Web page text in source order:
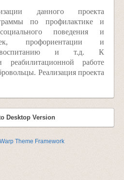
данного проекта
по профилактике и
поведения и
профориентации и
воспитанию и т.д. К
реабилитационной работе
Реализация проекта
Desktop Version
Warp Theme Framework